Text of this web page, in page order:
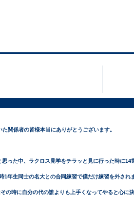
関係者の皆様本当にありがとうございます。
った中、ラクロス見学をチラッと見に行った時に14
1年生同士の名大との合同練習で僕だけ練習を外され
の時に自分の代の誰よりも上手くなってやると心に決